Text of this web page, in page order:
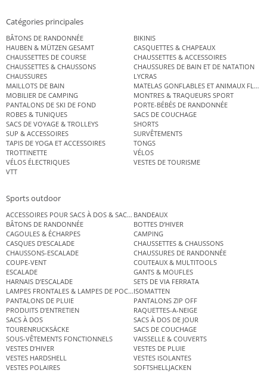
Catégories principales
BÂTONS DE RANDONNÉE
BIKINIS
HAUBEN & MÜTZEN GESAMT
CASQUETTES & CHAPEAUX
CHAUSSETTES DE COURSE
CHAUSSETTES & ACCESSOIRES
CHAUSSETTES & CHAUSSONS
CHAUSSURES DE BAIN ET DE NATATION
CHAUSSURES
LYCRAS
MAILLOTS DE BAIN
MATELAS GONFLABLES ET ANIMAUX
MOBILIER DE CAMPING
MONTRES & TRAQUEURS SPORT
PANTALONS DE SKI DE FOND
PORTE-BÉBÉS DE RANDONNÉE
ROBES & TUNIQUES
SACS DE COUCHAGE
SACS DE VOYAGE & TROLLEYS
SHORTS
SUP & ACCESSOIRES
SURVÊTEMENTS
TAPIS DE YOGA ET ACCESSOIRES
TONGS
TROTTINETTE
VÉLOS
VÉLOS ÉLECTRIQUES
VESTES DE TOURISME
VTT
Sports outdoor
ACCESSOIRES POUR SACS À DOS & SACS ÉTANCHES
BANDEAUX
BÂTONS DE RANDONNÉE
BOTTES D’HIVER
CAGOULES & ÉCHARPES
CAMPING
CASQUES D’ESCALADE
CHAUSSETTES & CHAUSSONS
CHAUSSONS-ESCALADE
CHAUSSURES DE RANDONNÉE
COUPE-VENT
COUTEAUX & MULTITOOLS
ESCALADE
GANTS & MOUFLES
HARNAIS D’ESCALADE
SETS DE VIA FERRATA
LAMPES FRONTALES & LAMPES DE POCHEISOMATTEN
PANTALONS DE PLUIE
PANTALONS ZIP OFF
PRODUITS D’ENTRETIEN
RAQUETTES-A-NEIGE
SACS À DOS
SACS À DOS DE JOUR
TOURENRUCKSÄCKE
SACS DE COUCHAGE
SOUS-VÊTEMENTS FONCTIONNELS
VAISSELLE & COUVERTS
VESTES D’HIVER
VESTES DE PLUIE
VESTES HARDSHELL
VESTES ISOLANTES
VESTES POLAIRES
SOFTSHELLJACKEN